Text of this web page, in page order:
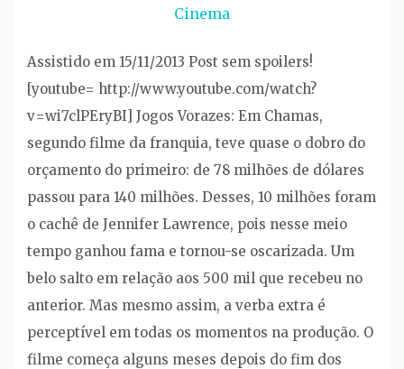
Cinema
Assistido em 15/11/2013 Post sem spoilers!
[youtube= http://www.youtube.com/watch?
v=wi7clPEryBI] Jogos Vorazes: Em Chamas,
segundo filme da franquia, teve quase o dobro do
orçamento do primeiro: de 78 milhões de dólares
passou para 140 milhões. Desses, 10 milhões foram
o cachê de Jennifer Lawrence, pois nesse meio
tempo ganhou fama e tornou-se oscarizada. Um
belo salto em relação aos 500 mil que recebeu no
anterior. Mas mesmo assim, a verba extra é
perceptível em todas os momentos na produção. O
filme começa alguns meses depois do fim dos